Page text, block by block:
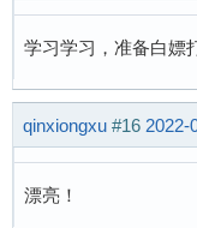
学习学习，准备白嫖
qinxiongxu #16 2022-
漂亮！